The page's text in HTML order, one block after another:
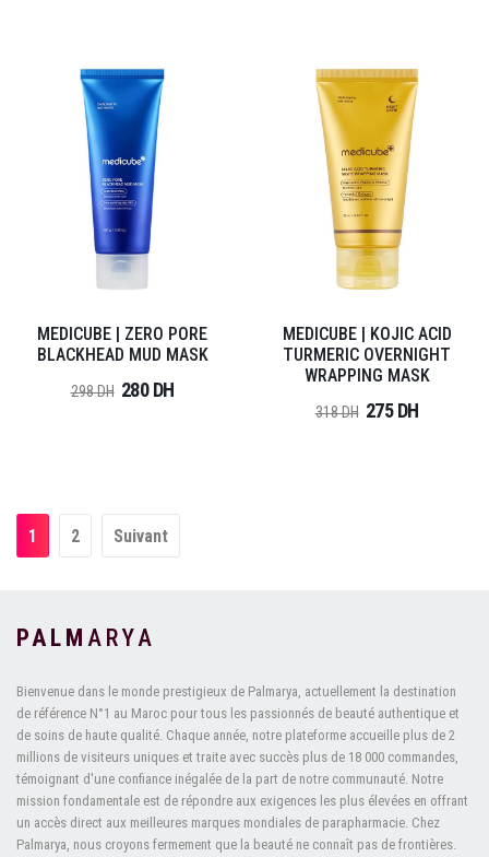
MEDICUBE | ZERO PORE
BLACKHEAD MUD MASK
298 DH 280 DH
MEDICUBE | KOJIC ACID
TURMERIC OVERNIGHT
WRAPPING MASK
318 DH 275 DH
1 2 Suivant
PALM ARYA
Bienvenue dans le monde prestigieux de Palmarya, actuellement la destination
de référence N°1 au Maroc pour tous les passionnés de beauté authentique et
de soins de haute qualité. Chaque année, notre plateforme accueille plus de 2
millions de visiteurs uniques et traite avec succès plus de 18 000 commandes,
témoignant d'une confiance inégalée de la part de notre communauté. Notre
mission fondamentale est de répondre aux exigences les plus élevées en offrant
un accès direct aux meilleures marques mondiales de parapharmacie. Chez
Palmarya, nous croyons fermement que la beauté ne connaît pas de frontières.